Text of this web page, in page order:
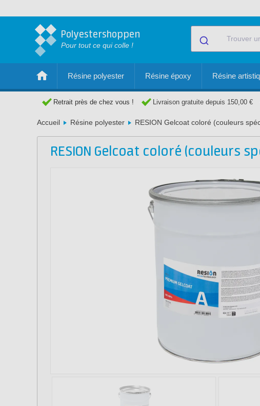
Polyestershoppen
Pour tout ce qui colle !
Résine polyester Résine époxy Résine
Retrait près de chez vous ! Livraison gratuite depuis 150,00 €
Accueil Résine polyester RESION Gelcoat coloré (couleurs
RESION Gelcoat coloré (couleurs